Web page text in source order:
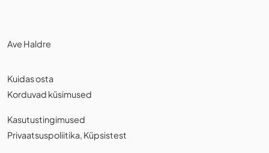
Ave Haldre
Kuidas osta
Korduvad küsimused
Kasutustingimused
Privaatsuspoliitika Küpsistest